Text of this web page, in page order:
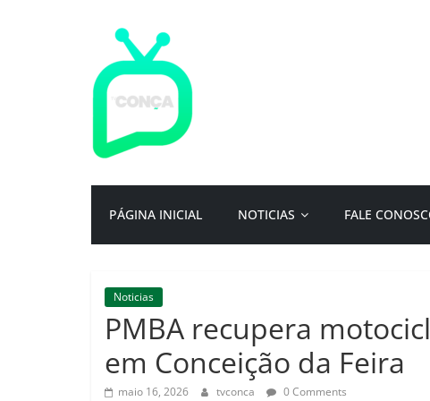
TV
Conça
portal
de
da
cidade
ternura
Por:
Isac
PÁGINA INICIAL NOTICIAS FALE
Noticias
PMBA recupera
em Conceição da Feira
maio 16, 2026 tvconca 0 Comments